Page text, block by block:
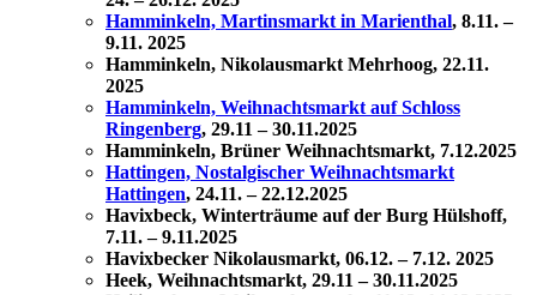
Hamminkeln, Martinsmarkt in Marienthal, 8.11. –
9.11. 2025
Hamminkeln, Nikolausmarkt Mehrhoog, 22.11.
2025
Hamminkeln, Weihnachtsmarkt auf Schloss
Ringenberg, 29.11 – 30.11.2025
Hamminkeln, Brüner Weihnachtsmarkt, 7.12.2025
Hattingen, Nostalgischer Weihnachtsmarkt
Hattingen, 24.11. – 22.12.2025
Havixbeck, Winterträume auf der Burg Hülshoff,
7.11. – 9.11.2025
Havixbecker Nikolausmarkt, 06.12. – 7.12. 2025
Heek, Weihnachtsmarkt, 29.11 – 30.11.2025